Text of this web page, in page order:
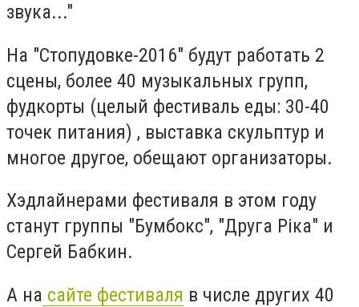
звука..."
На "Стопудовке-2016" будут работать 2
сцены, более 40 музыкальных групп,
фудкорты (целый фестиваль еды: 30-40
точек питания) , выставка скульптур и
многое другое, обещают организаторы.
Хэдлайнерами фестиваля в этом году
станут группы "Бумбокс", "Друга Ріка" и
Сергей Бабкин.
А на сайте фестиваля в числе других 40